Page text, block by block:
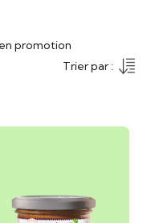
promotion
Trier par :